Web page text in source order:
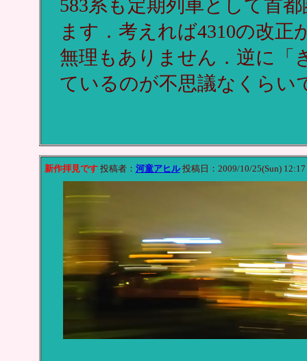
583系も定期列車として首
ます．考えれば4310の改
無理もありません．逆に「
ているのが不思議なくらい
新作拝見です投稿者： 河童アヒル投稿日：2009/10/25(Sun) 12:17